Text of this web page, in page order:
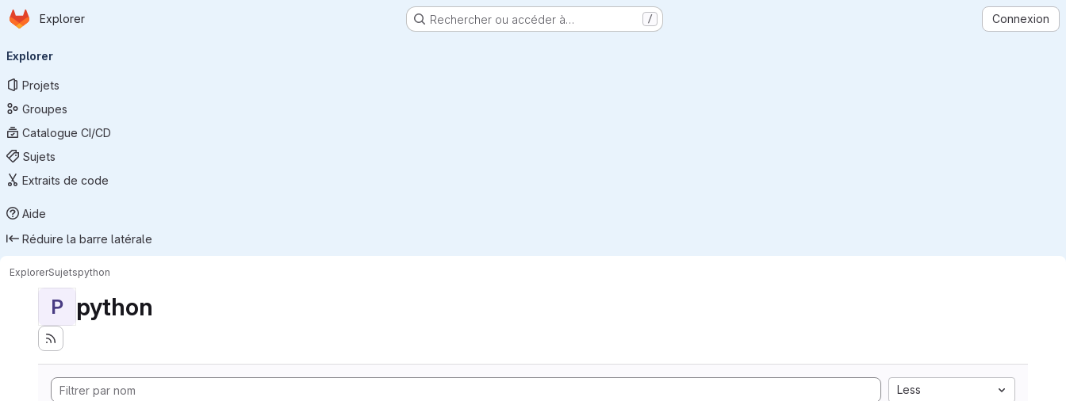
Passer au contenu principal
Page d'accueil
Explorer Rechercher ou accéder à… / Connexion
principale
Explorer
Projets
Groupes
Catalogue CI/CD
Sujets
Extraits de code
Aide
Réduire la barre latérale
ExplorerSujetspython
P python
Less